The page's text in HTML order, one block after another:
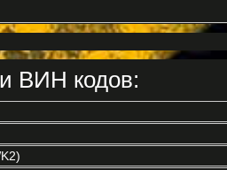
ВИН кодов: